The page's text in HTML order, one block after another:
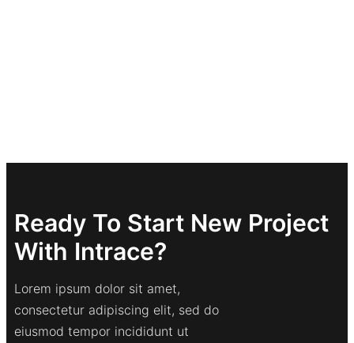
Ready To Start New Project
With Intrace?
Lorem ipsum dolor sit amet,
consectetur adipiscing elit, sed do
eiusmod tempor incididunt ut